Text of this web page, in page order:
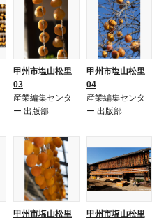
甲州市塩山松里
03
産業編集センタ
ー 出版部
甲州市塩山松里
04
産業編集センタ
ー 出版部
甲州市塩山松里
甲州市塩山松里